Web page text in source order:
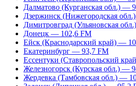
Далматово (Курганская обл.) —
Дзержинск (Нижегородская
Димитровград (Ульяновская
Донецк — 102,6 FM
Ейск (Краснодарский край) —
Екатеринбург — 93,7 FM
Ессентуки (Ставропольский
Железногорск (Курская обл.) —
Жердевка (Тамбовская обл.) —